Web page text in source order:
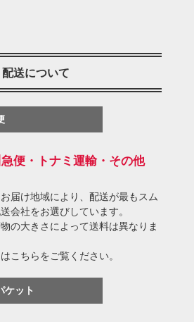
送について
便・トナミ運輸・その他
届け地域により、配送が最もスム
会社をお選びしています。
の大きさによって送料は異なりま
こちらをご覧ください。
ケット